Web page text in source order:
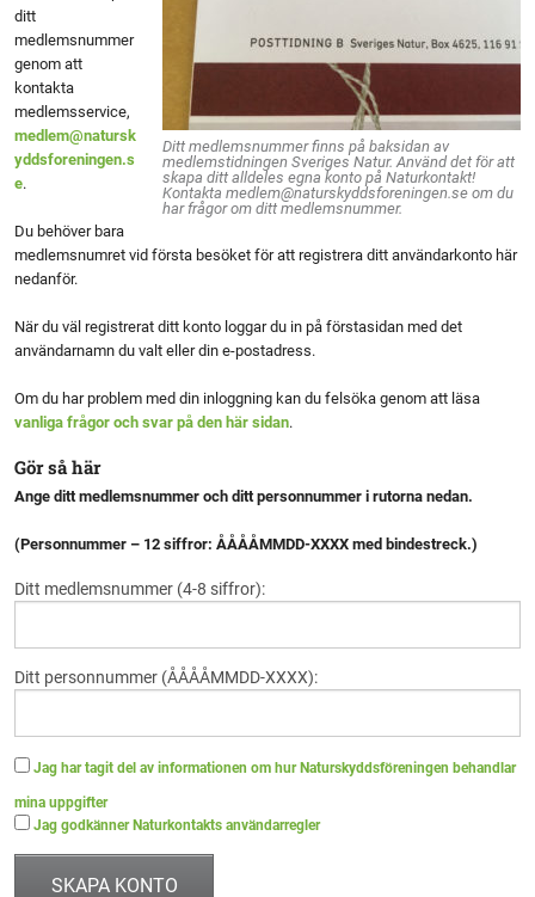
Ditt medlemsnummer finns på baksidan av
medlemstidningen Sveriges Natur. Använd det för att
skapa ditt alldeles egna konto på Naturkontakt!
Kontakta medlem@naturskyddsforeningen.se om du
har frågor om ditt medlemsnummer.
ditt
medlemsnummer
genom att
kontakta
medlemsservice,
medlem@natursk
yddsforeningen.s
e.
Du behöver bara
medlemsnumret vid första besöket för att registrera ditt användarkonto här
nedanför.
När du väl registrerat ditt konto loggar du in på förstasidan med det
användarnamn du valt eller din e-postadress.
Om du har problem med din inloggning kan du felsöka genom att läsa
vanliga frågor och svar på den här sidan.
Gör så här
Ange ditt medlemsnummer och ditt personnummer i rutorna nedan.
(Personnummer – 12 siffror: ÅÅÅÅMMDD-XXXX med bindestreck.)
Ditt medlemsnummer (4-8 siffror):
Ditt personnummer (ÅÅÅÅMMDD-XXXX):
Jag har tagit del av informationen om hur Naturskyddsföreningen behandlar
mina uppgifter
Jag godkänner Naturkontakts användarregler